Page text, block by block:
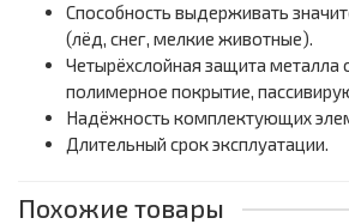
Способность выдерживать
(лёд, снег, мелкие животные).
Четырёхслойная защита металла
полимерное покрытие,
Надёжность комплектующих
Длительный срок эксплуатации.
Похожие товары